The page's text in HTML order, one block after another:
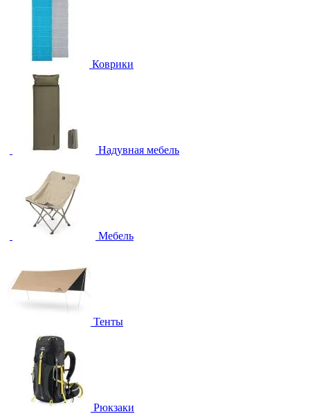
Коврики
Надувная мебель
Мебель
Тенты
Рюкзаки